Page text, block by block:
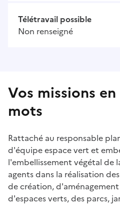
Télétravail possible
Non renseigné
Vos missions
mots
Rattaché au responsable
d'équipe espace vert et
l'embellissement végétal de
agents dans la réalisation
de création,
d'espaces verts, des parcs,